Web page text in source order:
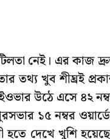
নেই। এর কাজ
তথ্য খুব শীঘ্রই
উঠে এসে ৪২
১৫ নম্বর
হতে দেখে খুশি